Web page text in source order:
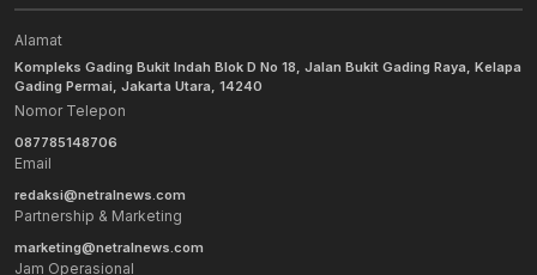
Alamat
Kompleks Gading Bukit Indah Blok D No 18, Jalan Bukit Gading Raya, Kelapa
Gading Permai, Jakarta Utara, 14240
Nomor Telepon
087785148706
Email
redaksi@netralnews.com
Partnership & Marketing
marketing@netralnews.com
Jam Operasional